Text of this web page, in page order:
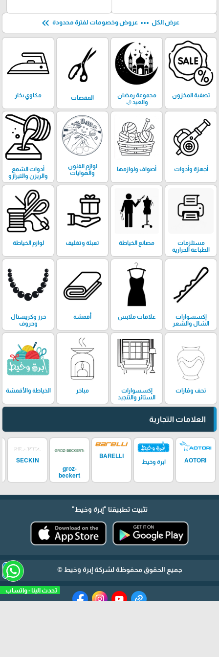
تحدث الينا - واتساب
عرض الكل more_horiz عروض وخصومات لفترة محدودة keyboard_double_arrow_left
تصفية المخزون
مجموعة رمضان
والعيد 🌙
المقصات مكاوي بخار
أجهزة وأدوات أصواف ولوازمها
لوازم الفنون
والهوايات
أدوات الشمع
والريزن والتيرازو
مستلزمات
الطباعة الحرارية
مصانع الخياطة تعبئة وتغليف لوازم الخياطة
إكسسوارات
الشال والشعر
علاقات ملابس أقمشة
خرز وكريستال
وحروف
تحف وڤازات
إكسسوارات
الستائر والتنجيد
مباخر الخياطة والأقمشة
العلامات التجارية
AOTORI ابرة وخيط
BARELLI
groz-
beckert
SECKIN
تثبيت تطبيقنا "إبرة وخيط"
جميع الحقوق محفوظة لشركة إبرة وخيط © arrow_upward